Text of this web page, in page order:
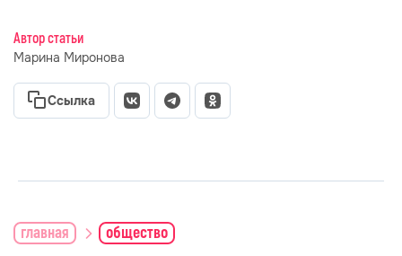
Автор статьи
Марина Миронова
Ссылка
главная общество